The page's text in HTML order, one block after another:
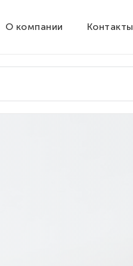
О компании Контакты